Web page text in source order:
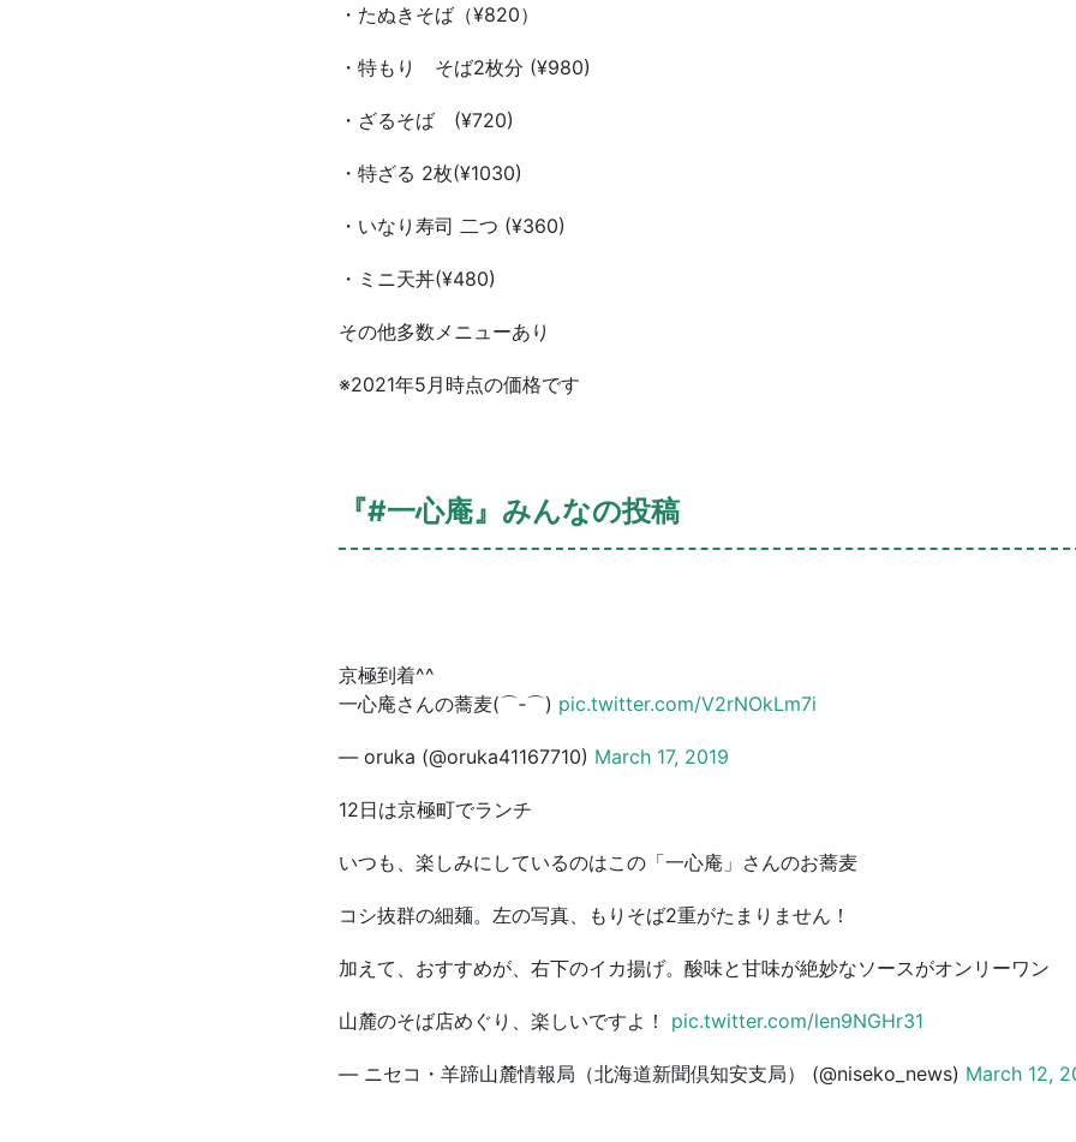
・たぬきそば（¥820）
・特もり そば2枚分 (¥980)
・ざるそば (¥720)
・特ざる 2枚(¥1030)
・いなり寿司 二つ (¥360)
・ミニ天丼(¥480)
その他多数メニューあり
※2021年5月時点の価格です
『#一心庵』みんなの投稿
京極到着^^
一心庵さんの蕎麦(⌒‐⌒) pic.twitter.com/V2rNOkLm7i
— oruka (@oruka41167710) March 17, 2019
12日は京極町でランチ
いつも、楽しみにしているのはこの「一心庵」さんのお蕎麦
コシ抜群の細麺。左の写真、もりそば2重がたまりません！
加えて、おすすめが、右下のイカ揚げ。酸味と甘味が絶妙なソースがオンリーワン
山麓のそば店めぐり、楽しいですよ！ pic.twitter.com/len9NGHr31
— ニセコ・羊蹄山麓情報局（北海道新聞倶知安支局） (@niseko_news) March 12,